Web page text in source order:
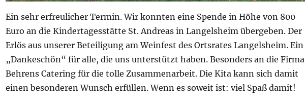
Ein sehr erfreulicher Termin. Wir konnten eine Spende in Höhe von 800
Euro an die Kindertagesstätte St. Andreas in Langelsheim übergeben. Der
Erlös aus unserer Beteiligung am Weinfest des Ortsrates Langelsheim. Ein
„Dankeschön“ für alle, die uns unterstützt haben. Besonders an die Firma
Behrens Catering für die tolle Zusammenarbeit. Die Kita kann sich damit
einen besonderen Wunsch erfüllen. Wenn es soweit ist: viel Spaß damit!